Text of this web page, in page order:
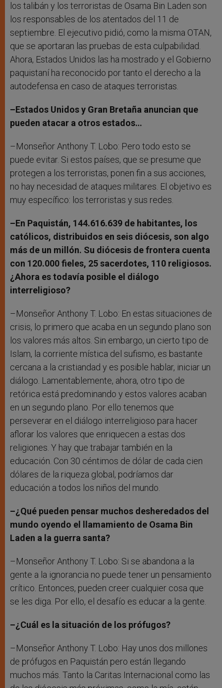
los talibán y los terroristas de Osama Bin Laden son
los responsables de los atentados del 11 de
septiembre. El ejecutivo pidió, como la misma OTAN,
que se aportaran las pruebas de esta culpabilidad.
Ahora, Estados Unidos las ha mostrado y el Gobierno
paquistaní ha reconocido por tanto el derecho a la
autodefensa en caso de ataques terroristas.
–Estados Unidos y Gran Bretaña anuncian que
pueden atacar a otros estados…
–Monseñor Anthony T. Lobo: Pero todo esto se
puede evitar. Si estos países, que se presume que
protegen a los terroristas, ponen fin a sus acciones,
no hay necesidad de ataques militares. El objetivo es
muy específico: los terroristas y sus redes.
–En Paquistán, 144.616.639 de habitantes, los
católicos, distribuidos en seis diócesis, son algo
más de un millón. Su diócesis de frontera cuenta
con 120.000 fieles, 25 sacerdotes, 110 religiosos.
¿Ahora es todavía posible el diálogo
interreligioso?
–Monseñor Anthony T. Lobo: En estas situaciones de
crisis, lo primero que acaba en un segundo plano son
los valores más altos. Sin embargo, un cierto tipo de
Islam, la corriente mística del sufismo, es bastante
cercana a la cristiandad y es posible hablar, iniciar un
diálogo. Lamentablemente, ahora, otro tipo de
retórica está predominando y estos valores acaban
en un segundo plano. Por ello tenemos que
perseverar en el diálogo interreligioso para hacer
aflorar los valores que enriquecen a estas dos
religiones. Y hay que trabajar también en la
educación. Con 30 céntimos de dólar de cada cien
dólares de la riqueza global, podríamos dar
educación a todos los niños del mundo.
–¿Qué pueden pensar muchos desheredados del
mundo oyendo el llamamiento de Osama Bin
Laden a la guerra santa?
–Monseñor Anthony T. Lobo: Si se abandona a la
gente a la ignorancia no puede tener un pensamiento
crítico. Entonces, pueden creer cualquier cosa que
se les diga. Por ello, el desafío es educar a la gente.
–¿Cuál es la situación de los prófugos?
–Monseñor Anthony T. Lobo: Hay unos dos millones
de prófugos en Paquistán pero están llegando
muchos más. Tanto la Caritas Internacional como las